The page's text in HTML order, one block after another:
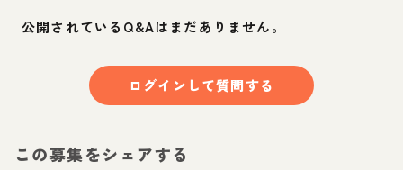
公開されているQ&Aはまだありません。
ログインして質問する
この募集をシェアする